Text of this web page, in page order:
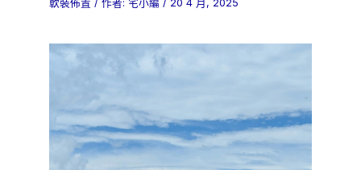
軟裝佈置 / 作者: 宅小編 / 20 4 月, 2025